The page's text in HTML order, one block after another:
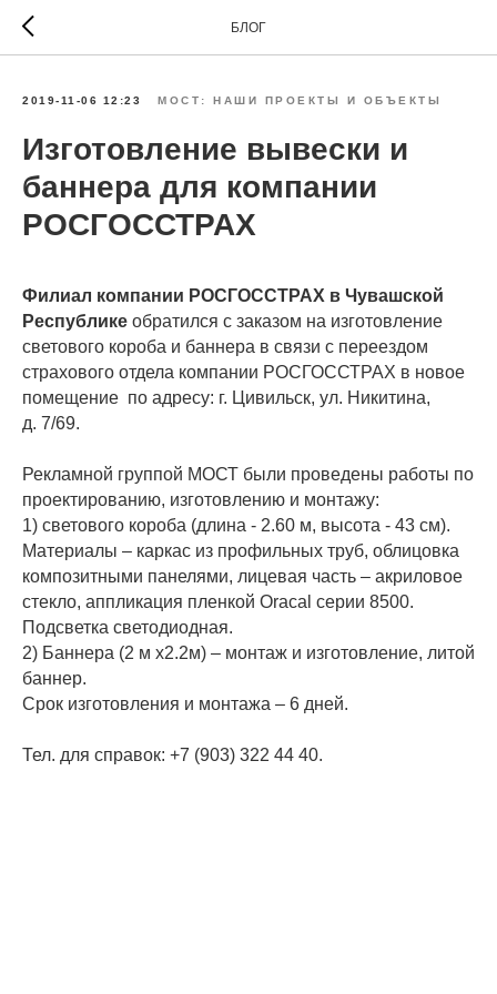
БЛОГ
2019-11-06 12:23 МОСТ: НАШИ ПРОЕКТЫ И ОБЪЕКТЫ
Изготовление вывески и
баннера для компании
РОСГОССТРАХ
Филиал компании РОСГОССТРАХ в Чувашской
Республике обратился с заказом на изготовление
светового короба и баннера в связи с переездом
страхового отдела компании РОСГОССТРАХ в новое
помещение по адресу: г. Цивильск, ул. Никитина,
д. 7/69.
Рекламной группой МОСТ были проведены работы по
проектированию, изготовлению и монтажу:
1) светового короба (длина - 2.60 м, высота - 43 см).
Материалы – каркас из профильных труб, облицовка
композитными панелями, лицевая часть – акриловое
стекло, аппликация пленкой Oracal серии 8500.
Подсветка светодиодная.
2) Баннера (2 м х2.2м) – монтаж и изготовление, литой
баннер.
Срок изготовления и монтажа – 6 дней.
Тел. для справок: +7 (903) 322 44 40.